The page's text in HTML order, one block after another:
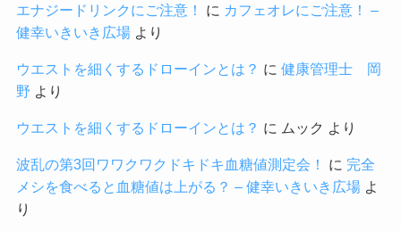
エナジードリンクにご注意！ に カフェオレにご注意！ –
健幸いきいき広場より
ウエストを細くするドローインとは？ に 健康管理士 岡
野 より
ウエストを細くするドローインとは？ に ムック より
波乱の第3回ワワクワクドキドキ血糖値測定会！ に 完全
メシを食べると血糖値は上がる？ – 健幸いきいき広場よ
り